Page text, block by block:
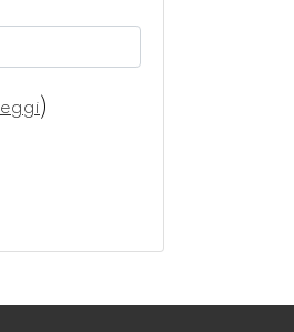
leggi )